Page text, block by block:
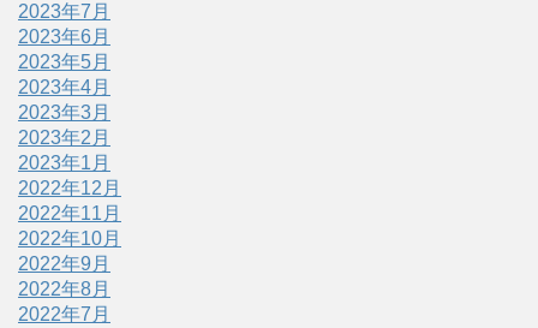
2023年7月
2023年6月
2023年5月
2023年4月
2023年3月
2023年2月
2023年1月
2022年12月
2022年11月
2022年10月
2022年9月
2022年8月
2022年7月